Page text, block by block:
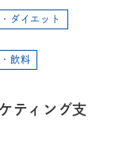
ダイエット
飲料
ティング支